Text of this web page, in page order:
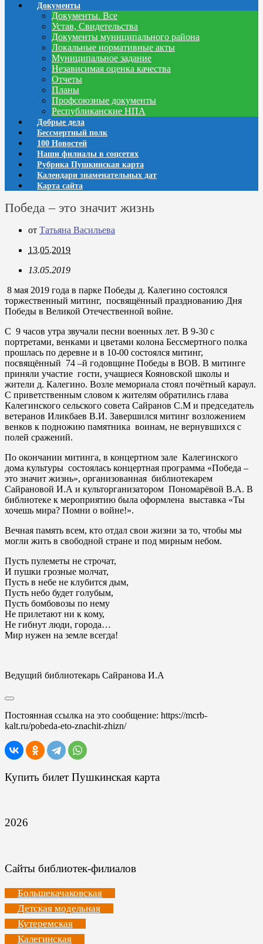
Документы
Документы. Все
Устав, Свидетельства
Документы муниципального района
Локальные нормативные акты
Муниципальное задание
Независимая оценка качества
Отчеты
Планы
Профсоюзные документы
Республиканские НПА
Добрые дела
Бессмертный полк
100 Новостей
Наши филиалы в соцсетях
Рубрика Пушкинская карта
Календари знаменательных дат
Карта сайта
Победа – это значит жизнь
от Татьяна Васильева
13.05.2019
13.05.2019
8 мая 2019 года в парке Победы д. Калегино состоялся
торжественный митинг, посвящённый празднованию Дня
Победы в Великой Отечественной войне.
С 9 часов утра звучали песни военных лет. В 9-30 с
портретами, венками и цветами колона Бессмертного полка
прошлась по деревне и в 10-00 состоялся митинг,
посвящённый 74 –й годовщине Победы в ВОВ. В митинге
приняли участие гости, учащиеся Кояновской школы и
жители д. Калегино. Возле мемориала стоял почётный караул.
С приветственным словом к жителям обратились глава
Калегинского сельского совета Сайранов С.М и председатель
ветеранов Иликбаев В.И. Завершился митинг возложением
венков к подножию памятника воинам, не вернувшихся с
полей сражений.
По окончании митинга, в концертном зале Калегинского
дома культуры состоялась концертная программа «Победа –
это значит жизнь», организованная библиотекарем
Сайрановой И.А и культорганизатором Пономарёвой В.А. В
библиотеке к мероприятию была оформлена выставка «Ты
хочешь мира? Помни о войне!».
Вечная память всем, кто отдал свои жизни за то, чтобы мы
могли жить в свободной стране и под мирным небом.
Пусть пулеметы не строчат,
И пушки грозные молчат,
Пусть в небе не клубится дым,
Пусть небо будет голубым,
Пусть бомбовозы по нему
Не прилетают ни к кому,
Не гибнут люди, города…
Мир нужен на земле всегда!
Ведущий библиотекарь Сайранова И.А
Постоянная ссылка на это сообщение: https://mcrb-
kalt.ru/pobeda-eto-znachit-zhizn/
Купить билет Пушкинская карта
2026
Сайты библиотек-филиалов
Большекачаковская
Детская модельная
Кутеремская
Калегинская